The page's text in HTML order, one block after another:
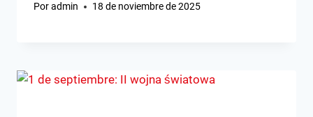
Poradmin 18 de noviembre de 2025